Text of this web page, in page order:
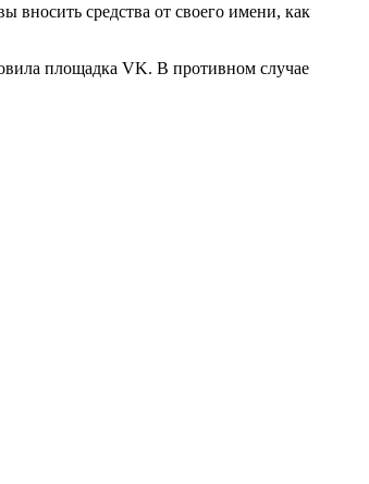
вносить средства от своего имени, как
площадка VK. В противном случае